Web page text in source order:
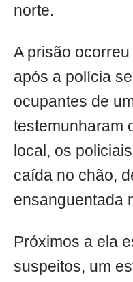
norte.
A prisão
após a polícia
ocupantes de
testemunharam
local, os
caída no chão,
ensanguentada
Próximos a ela
suspeitos, um